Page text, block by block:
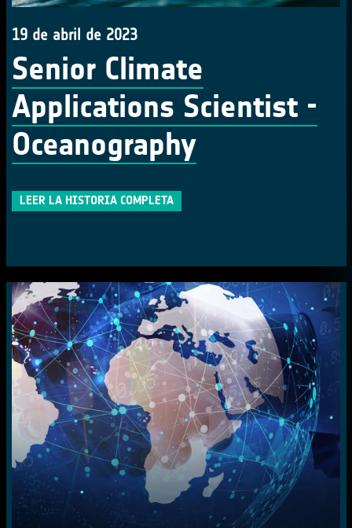
19 de abril de 2023
Senior Climate
Applications Scientist -
Oceanography
LEER LA HISTORIA COMPLETA